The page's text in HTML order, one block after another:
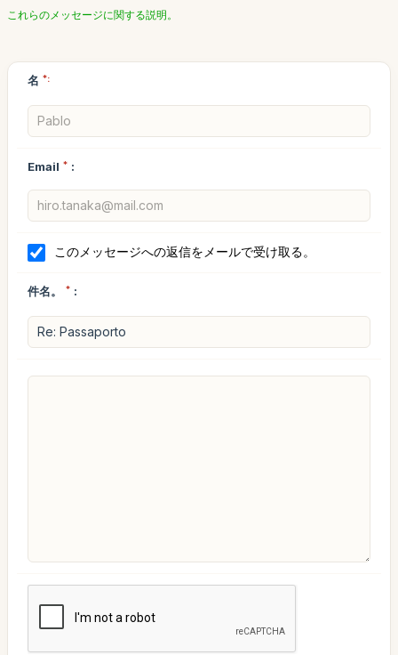
これらのメッセージに関する説明。
名 *:
Email * :
このメッセージへの返信をメールで受け取る。
件名。 * :